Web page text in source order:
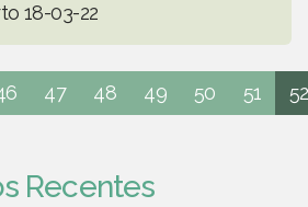
18-03-22
47 48 49 50 51 52
Recentes